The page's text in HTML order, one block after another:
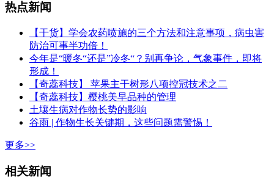
热点新闻
【干货】学会农药喷施的三个方法和注意事项，病虫害
防治可事半功倍！
今年是“暖冬“还是”冷冬“？别再争论，气象事件，即将
形成！
【奇蕊科技】 苹果主干树形八项控冠技术之二
【奇蕊科技】樱桃美早品种的管理
土壤生病对作物长势的影响
谷雨 | 作物生长关键期，这些问题需警惕！
更多>>
相关新闻